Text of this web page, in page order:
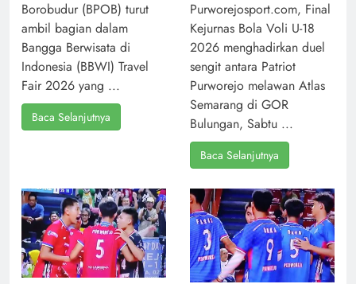
Borobudur (BPOB) turut
ambil bagian dalam
Bangga Berwisata di
Indonesia (BBWI) Travel
Fair 2026 yang ...
Baca Selanjutnya
Purworejosport.com, Final
Kejurnas Bola Voli U-18
2026 menghadirkan duel
sengit antara Patriot
Purworejo melawan Atlas
Semarang di GOR
Bulungan, Sabtu ...
Baca Selanjutnya